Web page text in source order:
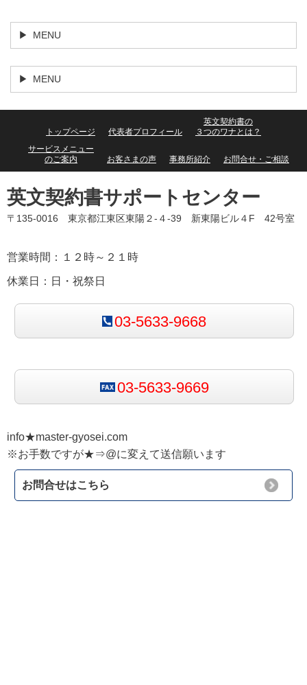
MENU
MENU
トップページ 代表者プロフィール
英文契約書の
３つのワナとは？
サービスメニュー
のご案内
お客さまの声 事務所紹介 お問合せ・ご相談
英文契約書サポートセンター
〒135-0016 東京都江東区東陽２-４-39 新東陽ビル４F 42号室
営業時間：１２時～２１時
休業日：日・祝祭日
03-5633-9668
03-5633-9669
info★master-gyosei.com
※お手数ですが★⇒@に変えて送信願います
お問合せはこちら